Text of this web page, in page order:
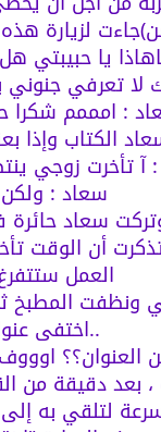
لزيارة هذه
يا حبيبتي
تعرفي جنوني
: امممم شكرا
الكتاب وإذا
تأخرت زوجي
سعاد :
سعاد حائرة
أن الوقت
العمل
ونظفت
..اختفى
العنوان؟؟
، بعد دقيقة
لتلقي به